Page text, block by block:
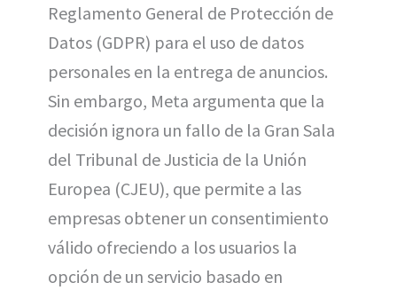
Reglamento General de Protección de
Datos (GDPR) para el uso de datos
personales en la entrega de anuncios.
Sin embargo, Meta argumenta que la
decisión ignora un fallo de la Gran Sala
del Tribunal de Justicia de la Unión
Europea (CJEU), que permite a las
empresas obtener un consentimiento
válido ofreciendo a los usuarios la
opción de un servicio basado en